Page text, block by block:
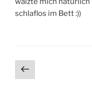
schlaflos im Bett :))
der
Vorherige
Seite